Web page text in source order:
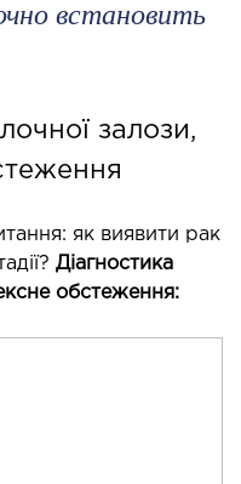
встановить
залози,
як виявити рак
Діагностика
обстеження: